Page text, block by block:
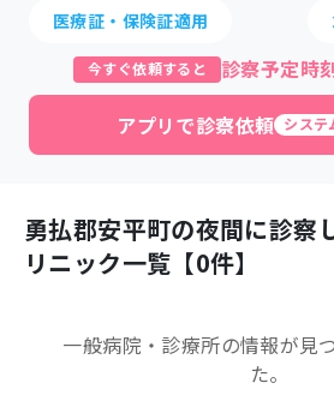
医療証・保険証適用
今すぐ依頼すると 診察予定時
アプリで診察依頼 システ
勇払郡安平町の夜間に診察
リニック一覧【0件】
一般病院・診療所の情報が見
た。